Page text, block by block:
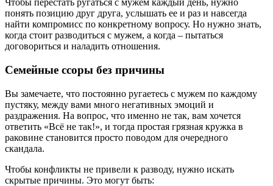
Чтобы перестать ругаться с мужем каждый день, нужно
понять позицию друг друга, услышать ее и раз и навсегда
найти компромисс по конкретному вопросу. Но нужно знать,
когда стоит разводиться с мужем, а когда – пытаться
договориться и наладить отношения.
Семейные ссоры без причины
Вы замечаете, что постоянно ругаетесь с мужем по каждому
пустяку, между вами много негативных эмоций и
раздражения. На вопрос, что именно не так, вам хочется
ответить «Всё не так!», и тогда простая грязная кружка в
раковине становится просто поводом для очередного
скандала.
Чтобы конфликты не привели к разводу, нужно искать
скрытые причины. Это могут быть: